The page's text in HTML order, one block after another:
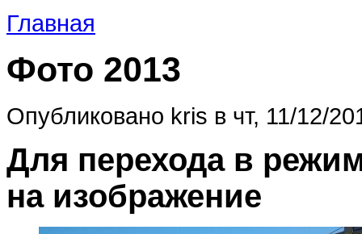
Главная
Фото 2013
Опубликовано kris в чт, 11/12/
Для перехода в
на изображение